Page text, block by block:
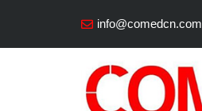
info@comedcn.com